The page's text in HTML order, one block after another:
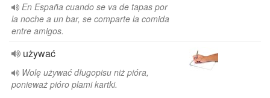
En España cuando se va de tapas por
la noche a un bar, se comparte la comida
entre amigos.
używać
Wolę używać długopisu niż pióra,
ponieważ pióro plami kartki.